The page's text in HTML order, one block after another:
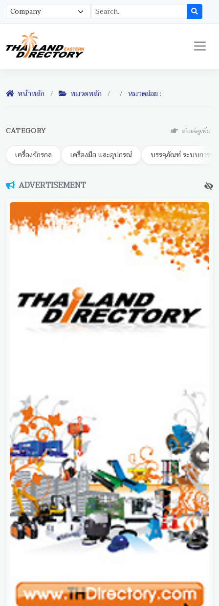
หน้าหลัก / หมวดหลัก / / หมวดย่อย :
CATEGORY สไลด์ดูเพิ่ม
เครื่องจักรกล เครื่องมือ และอุปกรณ์ บรรจุภัณฑ์ ระบบการจั
ADVERTISEMENT